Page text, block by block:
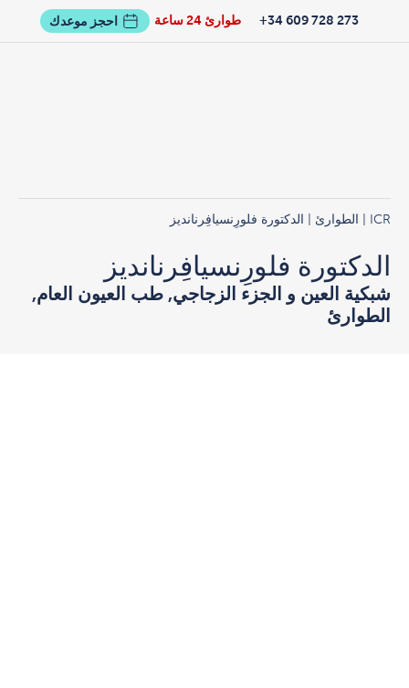
طوارئ 24 ساعة 273 728 609 34+ احجز موعدك
ICR الطوارئ | الدكتورة فلورِنسيافِرنانديز
الدكتورة فلورِنسيافِرنانديز
شبكية العين و الجزء الزجاجي, طب العيون العام,
الطوارئ